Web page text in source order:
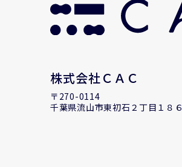
株式会社ＣＡＣ
〒270-0114
千葉県流山市東初石２丁目１８６